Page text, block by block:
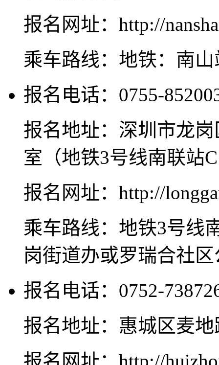
报名网址：http://
乘车路线：地铁：南
报名电话：0755-
报名地址：深圳市龙
室（地铁3号线南联站
报名网址：http://
乘车路线：地铁3号线
岗街道办或罗瑞合社
报名电话：0752-
报名地址：惠城区麦